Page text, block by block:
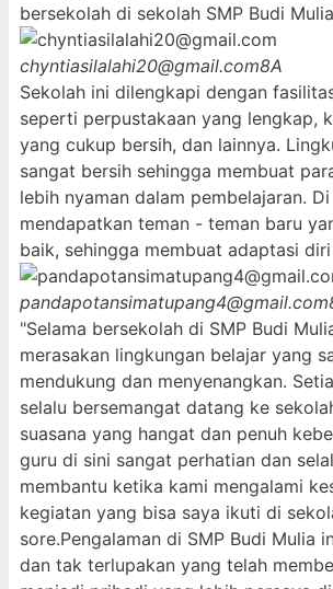
bersekolah di sekolah SMP Budi
chyntiasilalahi20@gmail.com8A
Sekolah ini dilengkapi dengan
seperti perpustakaan yang lengkap,
yang cukup bersih, dan lainnya.
sangat bersih sehingga membuat
lebih nyaman dalam pembelajaran.
mendapatkan teman - teman baru
baik, sehingga membuat adaptasi
pandapotansimatupang4@gmail.com
"Selama bersekolah di SMP Budi
merasakan lingkungan belajar yang
mendukung dan menyenangkan.
selalu bersemangat datang ke
suasana yang hangat dan penuh
guru di sini sangat perhatian dan
membantu ketika kami mengalami
kegiatan yang bisa saya ikuti di
sore.Pengalaman di SMP Budi Mulia
dan tak terlupakan yang telah